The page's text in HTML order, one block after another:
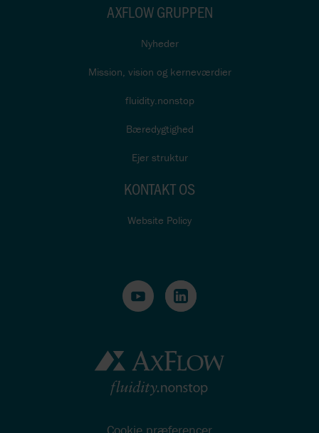
AXFLOW GRUPPEN
Nyheder
Mission, vision og kerneværdier
fluidity.nonstop
Bæredygtighed
Ejer struktur
KONTAKT OS
Website Policy
Cookie præferencer